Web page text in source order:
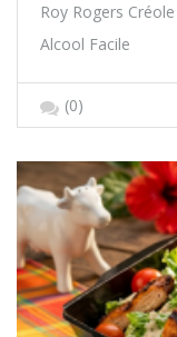
Roy Rogers
Alcool Facile
(0)